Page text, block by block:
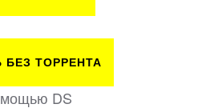
БЕЗ ТОРРЕНТА
DS